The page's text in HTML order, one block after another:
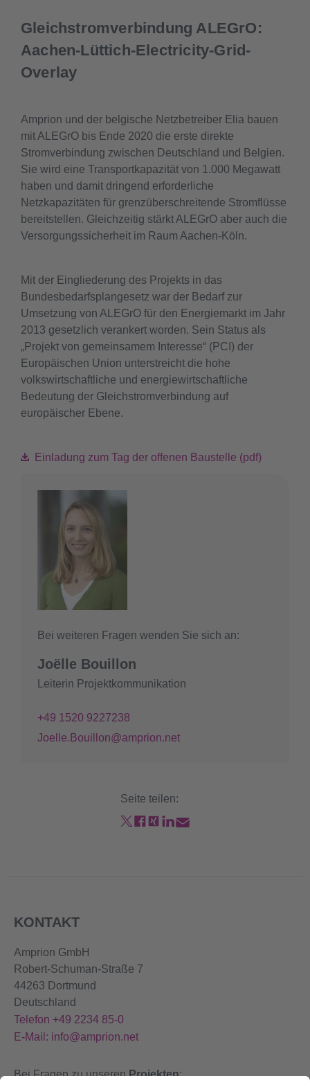
Gleichstromverbindung ALEGrO:
Aachen-Lüttich-Electricity-Grid-
Overlay
Amprion und der belgische Netzbetreiber Elia bauen
mit ALEGrO bis Ende 2020 die erste direkte
Stromverbindung zwischen Deutschland und Belgien.
Sie wird eine Transportkapazität von 1.000 Megawatt
haben und damit dringend erforderliche
Netzkapazitäten für grenzüberschreitende Stromflüsse
bereitstellen. Gleichzeitig stärkt ALEGrO aber auch die
Versorgungssicherheit im Raum Aachen-Köln.
Mit der Eingliederung des Projekts in das
Bundesbedarfsplangesetz war der Bedarf zur
Umsetzung von ALEGrO für den Energiemarkt im Jahr
2013 gesetzlich verankert worden. Sein Status als
Projekt von gemeinsamem Interesse
(PCI) der
Europäischen Union unterstreicht die hohe
volkswirtschaftliche und energiewirtschaftliche
Bedeutung der Gleichstromverbindung auf
europäischer Ebene.
Einladung zum Tag der offenen Baustelle (pdf)
Bei weiteren Fragen wenden Sie sich an:
Joëlle Bouillon
Leiterin Projektkommunikation
+49 1520 9227238
Joelle.Bouillon@amprion.net
Seite teilen:
KONTAKT
Amprion GmbH
Robert-Schuman-Straße 7
44263 Dortmund
Deutschland
Telefon +49 2234 85-0
E-Mail: info@amprion.net
Bei Fragen zu unserenProjekten: